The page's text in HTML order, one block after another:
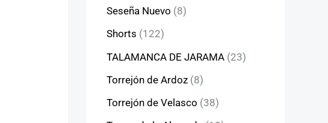
Seseña Nuevo (8)
Shorts (122)
TALAMANCA DE JARAMA (23)
Torrejón de Ardoz (8)
Torrejón de Velasco (38)